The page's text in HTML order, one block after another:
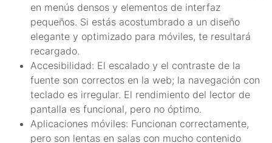
en menús densos y elementos de interfaz
pequeños. Si estás acostumbrado a un diseño
elegante y optimizado para móviles, te resultará
recargado.
Accesibilidad: El escalado y el contraste de la
fuente son correctos en la web; la navegación con
teclado es irregular. El rendimiento del lector de
pantalla es funcional, pero no óptimo.
Aplicaciones móviles: Funcionan correctamente,
pero son lentas en salas con mucho contenido